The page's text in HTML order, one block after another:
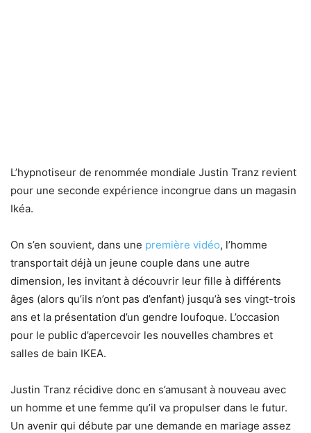
L’hypnotiseur de renommée mondiale Justin Tranz revient
pour une seconde expérience incongrue dans un magasin
Ikéa.
On s’en souvient, dans une première vidéo, l’homme
transportait déjà un jeune couple dans une autre
dimension, les invitant à découvrir leur fille à différents
âges (alors qu’ils n’ont pas d’enfant) jusqu’à ses vingt-trois
ans et la présentation d’un gendre loufoque. L’occasion
pour le public d’apercevoir les nouvelles chambres et
salles de bain IKEA.
Justin Tranz récidive donc en s’amusant à nouveau avec
un homme et une femme qu’il va propulser dans le futur.
Un avenir qui débute par une demande en mariage assez